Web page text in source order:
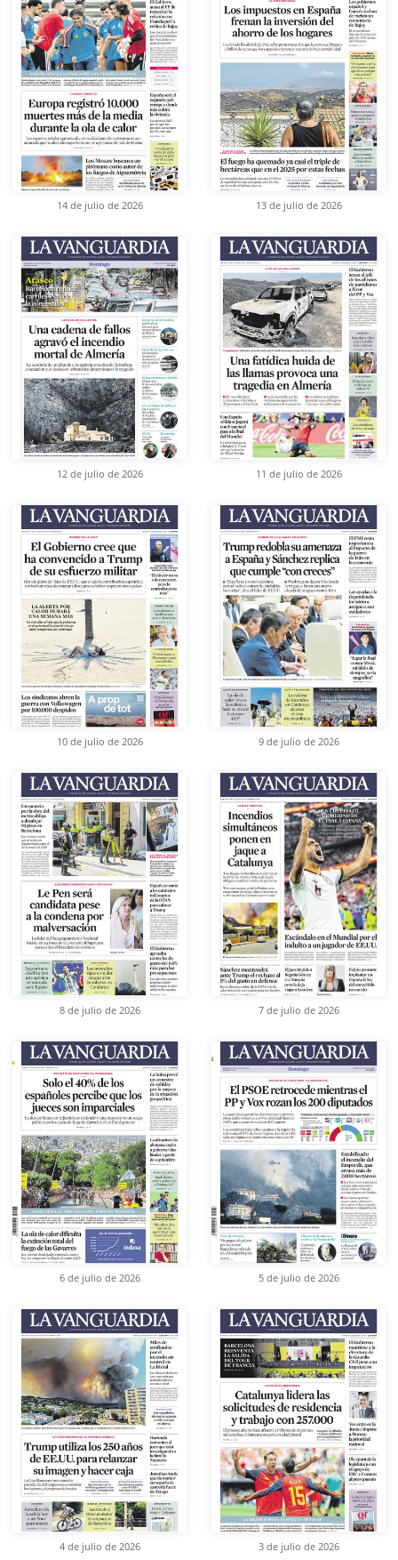
14 de julio de 2026 13 de julio de 2026
12 de julio de 2026 11 de julio de 2026
10 de julio de 2026 9 de julio de 2026
8 de julio de 2026 7 de julio de 2026
6 de julio de 2026 5 de julio de 2026
4 de julio de 2026 3 de julio de 2026